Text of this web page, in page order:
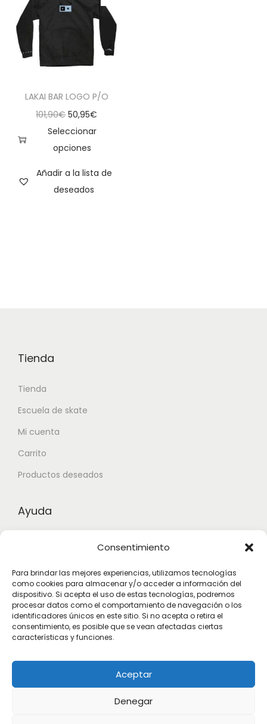
Consentimiento
Para brindar las mejores experiencias, utilizamos tecnologías
como cookies para almacenar y/o acceder a información del
dispositivo. Si acepta el uso de estas tecnologías, podremos
procesar datos como el comportamiento de navegación o los
identificadores únicos en este sitio. Si no acepta o retira el
consentimiento, es posible que se vean afectadas ciertas
características y funciones.
Aceptar
Denegar
LAKAI BAR LOGO P/O
101,90€ 50,95€
Seleccionar
opciones
Añadir a la lista de
deseados
Tienda
Tienda
Escuela de skate
Mi cuenta
Carrito
Productos deseados
Ayuda
Términos y condiciones
Suscribete